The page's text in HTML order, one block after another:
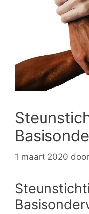
1 maart 2020 door